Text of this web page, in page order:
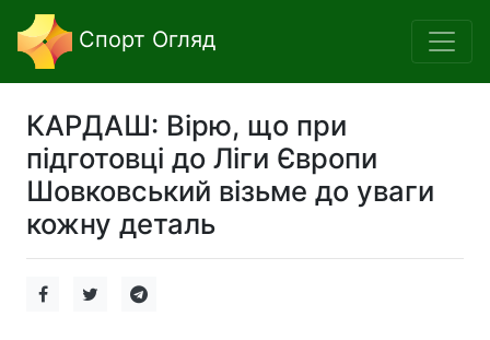
Спорт Огляд
КАРДАШ: Вірю, що при
підготовці до Ліги Європи
Шовковський візьме до уваги
кожну деталь